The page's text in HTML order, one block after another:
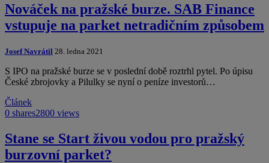
Nováček na pražské burze. SAB Finance
vstupuje na parket netradičním způsobem
Josef Navrátil 28. ledna 2021
S IPO na pražské burze se v poslední době roztrhl pytel. Po úpisu
České zbrojovky a Pilulky se nyní o peníze investorů…
Článek
0 shares2800 views
Stane se Start živou vodou pro pražský
burzovní parket?